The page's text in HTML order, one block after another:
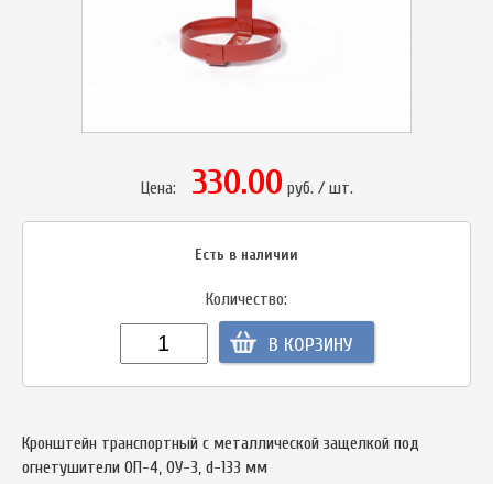
Цена: 330.00 руб. / шт.
Есть в наличии
Количество:
В КОРЗИНУ
Кронштейн транспортный с металлической защелкой под
огнетушители ОП-4, ОУ-3, d-133 мм